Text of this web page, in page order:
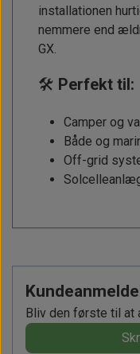
installationen
nemmere end
GX.
🛠️ Perfekt til:
Camper og
Både og
Off-grid
Bliv den første til at